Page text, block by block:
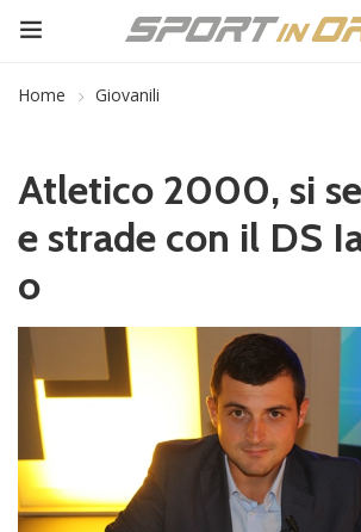
Home Giovanili
Atletico 2000, si
e strade con il DS
o